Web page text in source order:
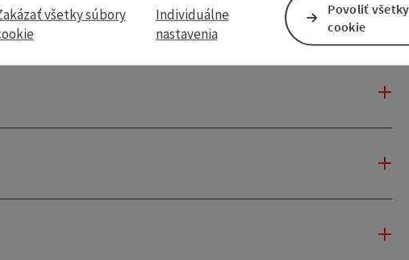
všetky súbory
Individuálne
nastavenia
Povoliť
cookie